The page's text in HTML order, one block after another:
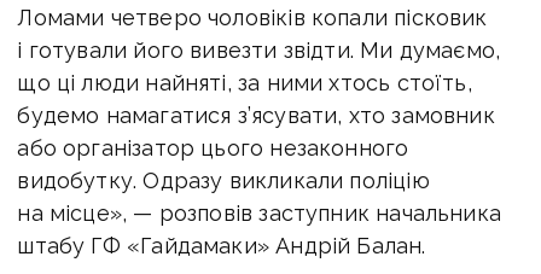
Ломами четверо чоловіків копали пісковик
і готували його вивезти звідти. Ми думаємо,
що ці люди найняті, за ними хтось стоїть,
будемо намагатися з’ясувати, хто замовник
або організатор цього незаконного
видобутку. Одразу викликали поліцію
на місце», — розповів заступник начальника
штабу ГФ «Гайдамаки» Андрій Балан.